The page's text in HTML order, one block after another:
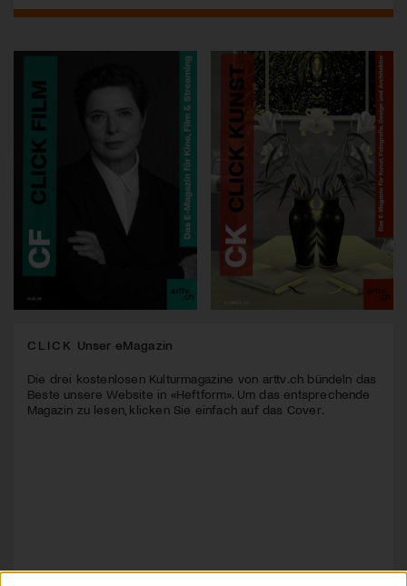
CLICK Unser eMagazin
Die drei kostenlosen Kulturmagazine von arttv.ch bündeln das
Beste unsere Website in «Heftform». Um das entsprechende
Magazin zu lesen, klicken Sie einfach auf das Cover.